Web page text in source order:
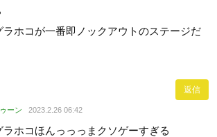
ラホコが一番即ノックアウトのステージだ
返信
ーン 2023.2.26 06:42
ホコほんっっっまクソゲーすぎる